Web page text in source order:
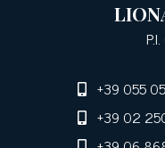
+39 055
+39 02